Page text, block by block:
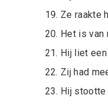
Ze raakte
Het is van
Hij liet
Zij had
Hij